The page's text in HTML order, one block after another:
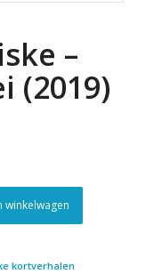
–
(2019)
winkelwagen
kortverhalen